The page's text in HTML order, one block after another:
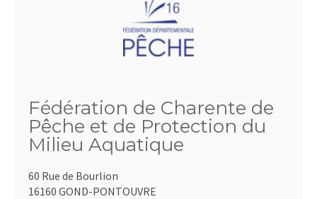
Fédération de Charente de
Pêche et de Protection du
Milieu Aquatique
60 Rue de Bourlion
16160 GOND-PONTOUVRE